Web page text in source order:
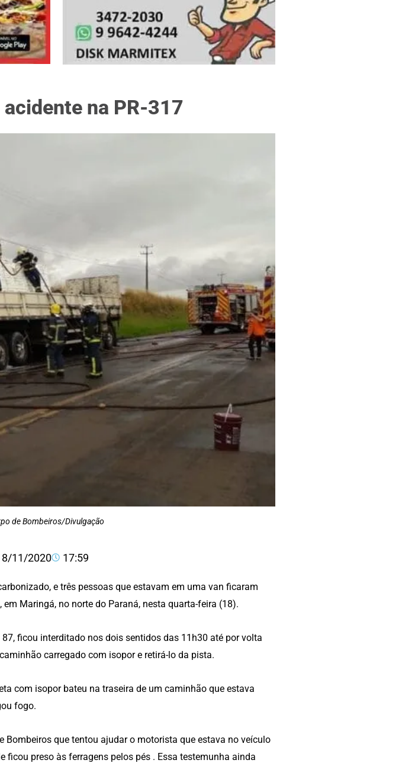
na PR-317
de Bombeiros/Divulgação
11/2020 17:59
e três pessoas que estavam em uma van ficaram
Maringá, no norte do Paraná, nesta quarta-feira (18).
ficou interditado nos dois sentidos das 11h30 até por volta
carregado com isopor e retirá-lo da pista.
com isopor bateu na traseira de um caminhão que estava
fogo.
Bombeiros que tentou ajudar o motorista que estava no veículo
ficou preso às ferragens pelos pés . Essa testemunha ainda